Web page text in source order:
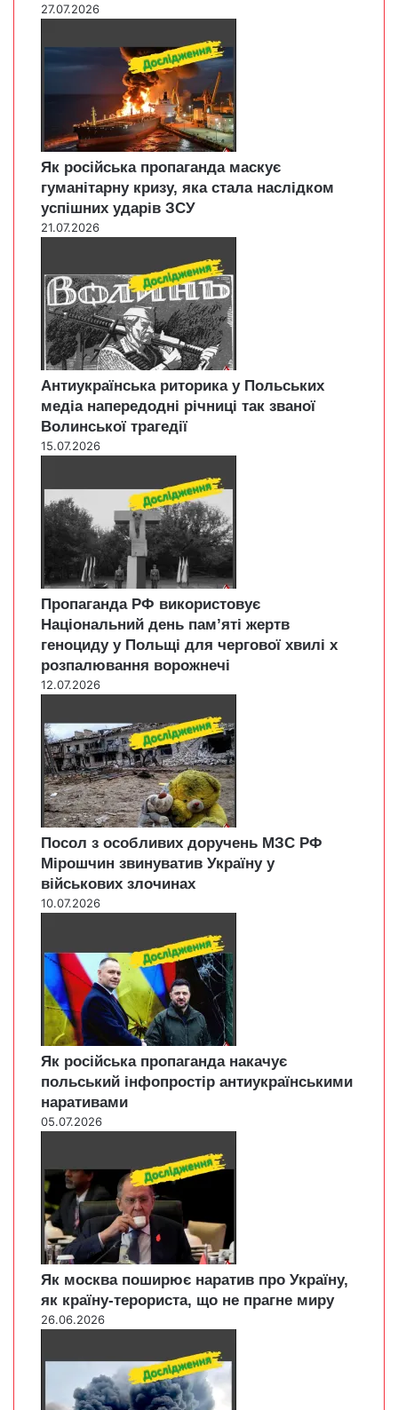
27.07.2026
Як російська пропаганда маскує
гуманітарну кризу, яка стала наслідком
успішних ударів ЗСУ
21.07.2026
Антиукраїнська риторика у Польських
медіа напередодні річниці так званої
Волинської трагедії
15.07.2026
Пропаганда РФ використовує
Національний день пам’яті жертв
геноциду у Польщі для чергової хвилі х
розпалювання ворожнечі
12.07.2026
Посол з особливих доручень МЗС РФ
Мірошчин звинуватив Україну у
військових злочинах
10.07.2026
Як російська пропаганда накачує
польський інфопростір антиукраїнськими
наративами
05.07.2026
Як москва поширює наратив про Україну,
як країну-терориста, що не прагне миру
26.06.2026